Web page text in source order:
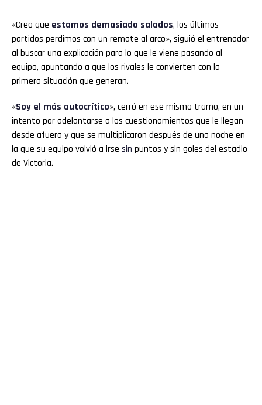
«Creo que estamos demasiado salados, los últimos
partidos perdimos con un remate al arco», siguió el entrenador
al buscar una explicación para lo que le viene pasando al
equipo, apuntando a que los rivales le convierten con la
primera situación que generan.
«Soy el más autocrítico», cerró en ese mismo tramo, en un
intento por adelantarse a los cuestionamientos que le llegan
desde afuera y que se multiplicaron después de una noche en
la que su equipo volvió a irse sin puntos y sin goles del estadio
de Victoria.